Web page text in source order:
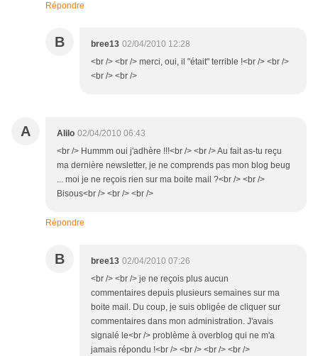
Répondre
B bree13 02/04/2010 12:28
<br /> <br /> merci, oui, il "était" terrible !<br /> <br />
<br /> <br />
A Alilo 02/04/2010 06:43
<br /> Hummm oui j'adhère !!!<br /> <br /> Au fait as-tu reçu
ma dernière newsletter, je ne comprends pas mon blog beug
... moi je ne reçois rien sur ma boite mail ?<br /> <br />
Bisous<br /> <br /> <br />
Répondre
B bree13 02/04/2010 07:26
<br /> <br /> je ne reçois plus aucun
commentaires depuis plusieurs semaines sur ma
boite mail. Du coup, je suis obligée de cliquer sur
commentaires dans mon administration. J'avais
signalé le<br /> problème à overblog qui ne m'a
jamais répondu !<br /> <br /> <br /> <br />